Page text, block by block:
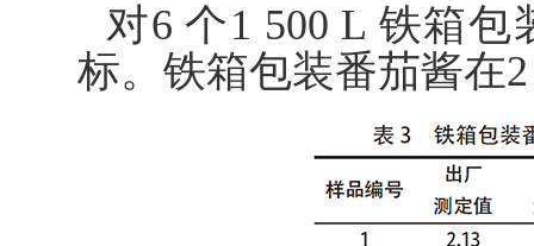
对6 个1 500 L 铁箱
标。铁箱包装番茄酱在